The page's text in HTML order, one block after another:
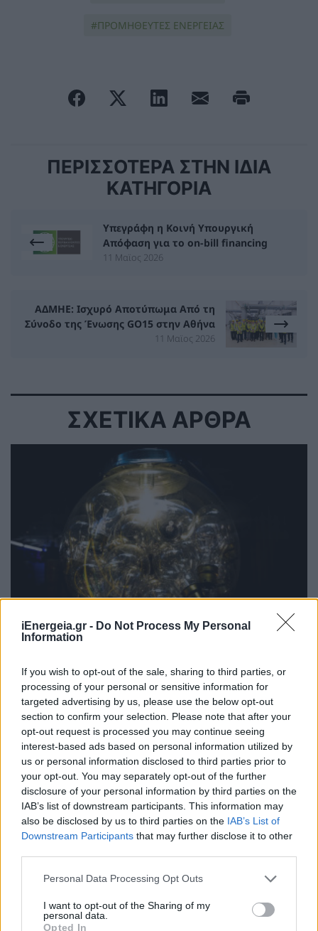
iEnergeia.gr - Do Not Process My Personal
Information
If you wish to opt-out of the sale, sharing to third parties, or
processing of your personal or sensitive information for
targeted advertising by us, please use the below opt-out
section to confirm your selection. Please note that after your
opt-out request is processed you may continue seeing
interest-based ads based on personal information utilized by
us or personal information disclosed to third parties prior to
your opt-out. You may separately opt-out of the further
disclosure of your personal information by third parties on the
IAB’s list of downstream participants. This information may
also be disclosed by us to third parties on the IAB’s List of
Downstream Participants that may further disclose it to other
Personal Data Processing Opt Outs
I want to opt-out of the Sharing of my
personal data.
Opted In
ΠΡΟΜΗΘΕΥΤΕΣ ΕΝΕΡΓΕΙΑΣ
ΠΕΡΙΣΣΟΤΕΡΑ ΣΤΗΝ ΙΔΙΑ
ΚΑΤΗΓΟΡΙΑ
Υπεγράφη η Κοινή Υπουργική
Απόφαση για το on-bill financing
11 Μαϊος 2026
ΑΔΜΗΕ: Ισχυρό Αποτύπωμα Από τη
Σύνοδο της Ένωσης GO15 στην Αθήνα
11 Μαϊος 2026
ΣΧΕΤΙΚΑ ΑΡΘΡΑ
Τιμολόγιο Αναφοράς και Χρεώσεις
Προμήθειας Προμηθευτή Καθολικής
Υπηρεσίας για τον μήνα Αύγουστο 2026
07/08/2026 - 13:49
ΣΥΜΒΑΤΙΚΕΣ ΠΗΓΕΣ